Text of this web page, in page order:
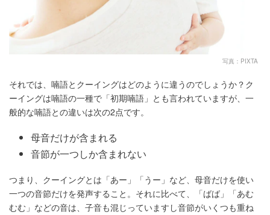
写真：PIXTA
それでは、喃語とクーイングはどのように違うのでしょうか？ク
ーイングは喃語の一種で「初期喃語」とも言われていますが、一
般的な喃語との違いは次の2点です。
母音だけが含まれる
音節が一つしか含まれない
つまり、クーイングとは「あー」「うー」など、母音だけを使い
一つの音節だけを発声すること。それに比べて、「ばば」「あむ
むむ」などの音は、子音も混じっていますし音節がいくつも重ね